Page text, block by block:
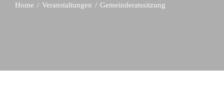
Home Veranstaltungen Gemeinderatssitzung